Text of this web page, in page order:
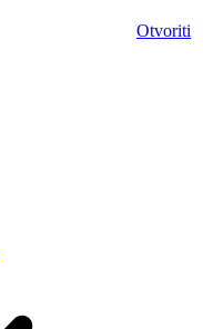
Otvoriti